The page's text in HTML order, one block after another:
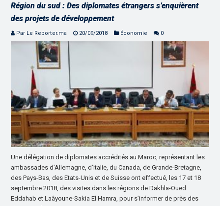
Région du sud : Des diplomates étrangers s’enquièrent
des projets de développement
Par Le Reporter.ma 20/09/2018 Économie 0
Une délégation de diplomates accrédités au Maroc, représentant les
ambassades d’Allemagne, d’Italie, du Canada, de Grande-Bretagne,
des Pays-Bas, des Etats-Unis et de Suisse ont effectué, les 17 et 18
septembre 2018, des visites dans les régions de Dakhla-Oued
Eddahab et Laâyoune-Sakia El Hamra, pour s’informer de près des